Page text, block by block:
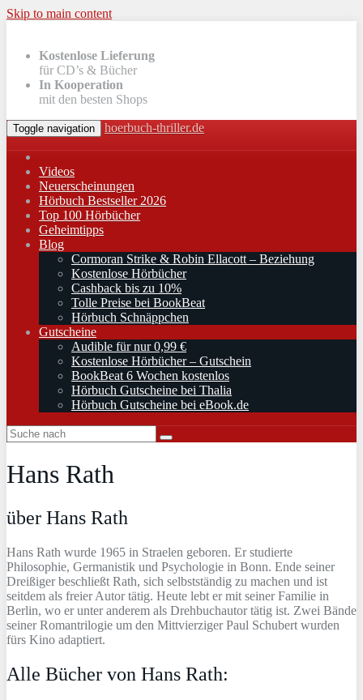
Skip to main content
Kostenlose Lieferung
für CD’s & Bücher
In Kooperation
mit den besten Shops
Toggle navigation hoerbuch-thriller.de
Videos
Neuerscheinungen
Hörbuch Bestseller 2026
Top 100 Hörbücher
Geheimtipps
Blog
Cormoran Strike & Robin Ellacott – Beziehung
Kostenlose Hörbücher
Cashback bis zu 10%
Tolle Preise bei BookBeat
Hörbuch Schnäppchen
Gutscheine
Audible für nur 0,99 €
Kostenlose Hörbücher – Gutschein
BookBeat 6 Wochen kostenlos
Hörbuch Gutscheine bei Thalia
Hörbuch Gutscheine bei eBook.de
Hans Rath
über Hans Rath
Hans Rath wurde 1965 in Straelen geboren. Er studierte
Philosophie, Germanistik und Psychologie in Bonn. Ende seiner
Dreißiger beschließt Rath, sich selbstständig zu machen und ist
seitdem als freier Autor tätig. Heute lebt er mit seiner Familie in
Berlin, wo er unter anderem als Drehbuchautor tätig ist. Zwei Bände
seiner Romantrilogie um den Mittvierziger Paul Schubert wurden
fürs Kino adaptiert.
Alle Bücher von Hans Rath: